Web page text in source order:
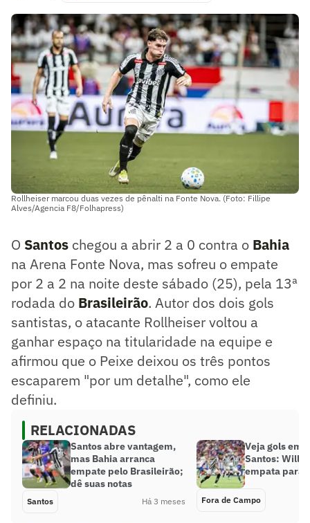
Rollheiser marcou duas vezes de pênalti na Fonte Nova. (Foto: Fillipe
Alves/Agencia F8/Folhapress)
O Santos chegou a abrir 2 a 0 contra o Bahia
na Arena Fonte Nova, mas sofreu o empate
por 2 a 2 na noite deste sábado (25), pela 13ª
rodada do Brasileirão. Autor dos dois gols
santistas, o atacante Rollheiser voltou a
ganhar espaço na titularidade na equipe e
afirmou que o Peixe deixou os três pontos
escaparem "por um detalhe", como ele
definiu.
RELACIONADAS
Santos abre vantagem,
mas Bahia arranca
empate pelo Brasileirão;
dê suas notas
Santos Há 3 meses
Veja gols em
Santos:
empata para
Fora de Campo